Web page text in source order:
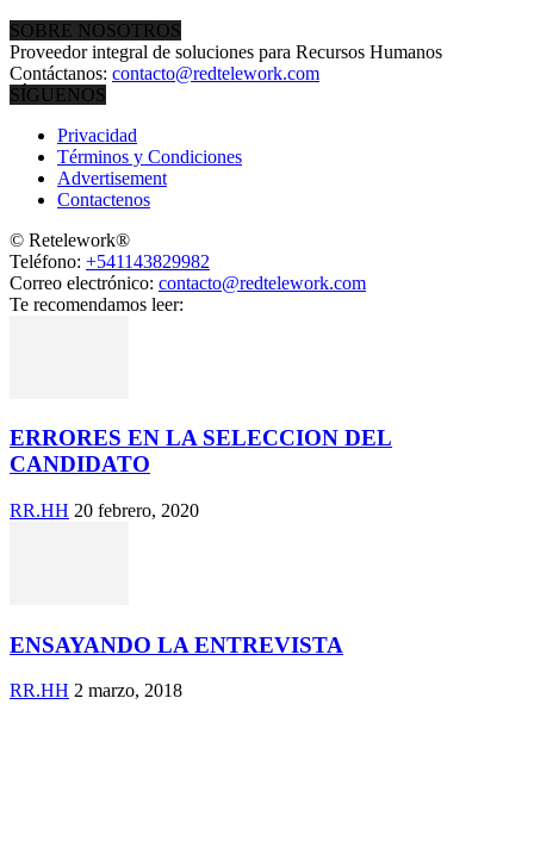
SOBRE NOSOTROS
Proveedor integral de soluciones para Recursos Humanos
Contáctanos: contacto@redtelework.com
SÍGUENOS
Privacidad
Términos y Condiciones
Advertisement
Contactenos
© Retelework®
Teléfono: +541143829982
Correo electrónico: contacto@redtelework.com
Te recomendamos leer:
ERRORES EN LA SELECCION DEL
CANDIDATO
RR.HH 20 febrero, 2020
ENSAYANDO LA ENTREVISTA
RR.HH 2 marzo, 2018